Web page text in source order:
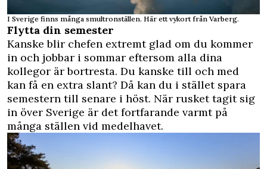
I Sverige finns många smultronställen. Här ett vykort från Varberg.
Flytta din semester
Kanske blir chefen extremt glad om du kommer
in och jobbar i sommar eftersom alla dina
kollegor är bortresta. Du kanske till och med
kan få en extra slant? Då kan du i stället spara
semestern till senare i höst. När rusket tagit sig
in över Sverige är det fortfarande varmt på
många ställen vid medelhavet.